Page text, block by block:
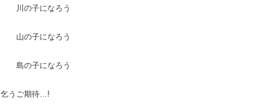
川の子になろう
山の子になろう
島の子になろう
乞うご期待…!